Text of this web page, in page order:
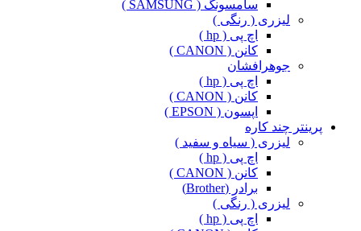
سامسونگ ( SAMSUNG )
لیزری ( رنگی )
اچ پی ( hp )
کانن ( CANON )
جوهرافشان
اچ پی ( hp )
کانن ( CANON )
اپسون ( EPSON )
پرینتر چند کاره
لیزری ( سیاه و سفید )
اچ پی ( hp )
کانن ( CANON )
برادر (Brother)
لیزری ( رنگی )
اچ پی ( hp )